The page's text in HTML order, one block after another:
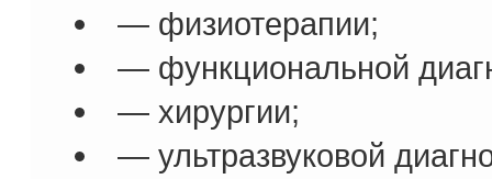
— физиотерапии;
— функциональной
— хирургии;
— ультразвуковой